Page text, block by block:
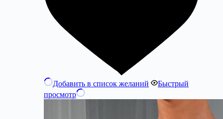
Добавить в список желаний
Быстрый
просмотр